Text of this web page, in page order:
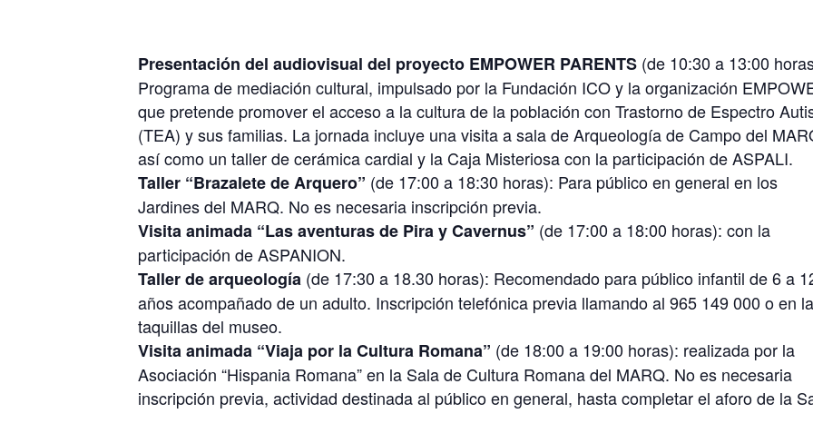
Presentación del audiovisual del proyecto EMPOWER PARENTS (de 10:30 a 13:00
Programa de mediación cultural, impulsado por la Fundación ICO y la organización
que pretende promover el acceso a la cultura de la población con Trastorno de Espectro
(TEA) y sus familias. La jornada incluye una visita a sala de Arqueología de Campo del
así como un taller de cerámica cardial y la Caja Misteriosa con la participación de ASPALI.
Taller “Brazalete de Arquero” (de 17:00 a 18:30 horas): Para público en general en los
Jardines del MARQ. No es necesaria inscripción previa.
Visita animada “Las aventuras de Pira y Cavernus” (de 17:00 a 18:00 horas): con la
participación de ASPANION.
Taller de arqueología (de 17:30 a 18.30 horas): Recomendado para público infantil de 6 a
años acompañado de un adulto. Inscripción telefónica previa llamando al 965 149 000 o en
taquillas del museo.
Visita animada “Viaja por la Cultura Romana” (de 18:00 a 19:00 horas): realizada por la
Asociación “Hispania Romana” en la Sala de Cultura Romana del MARQ. No es necesaria
inscripción previa, actividad destinada al público en general, hasta completar el aforo de la